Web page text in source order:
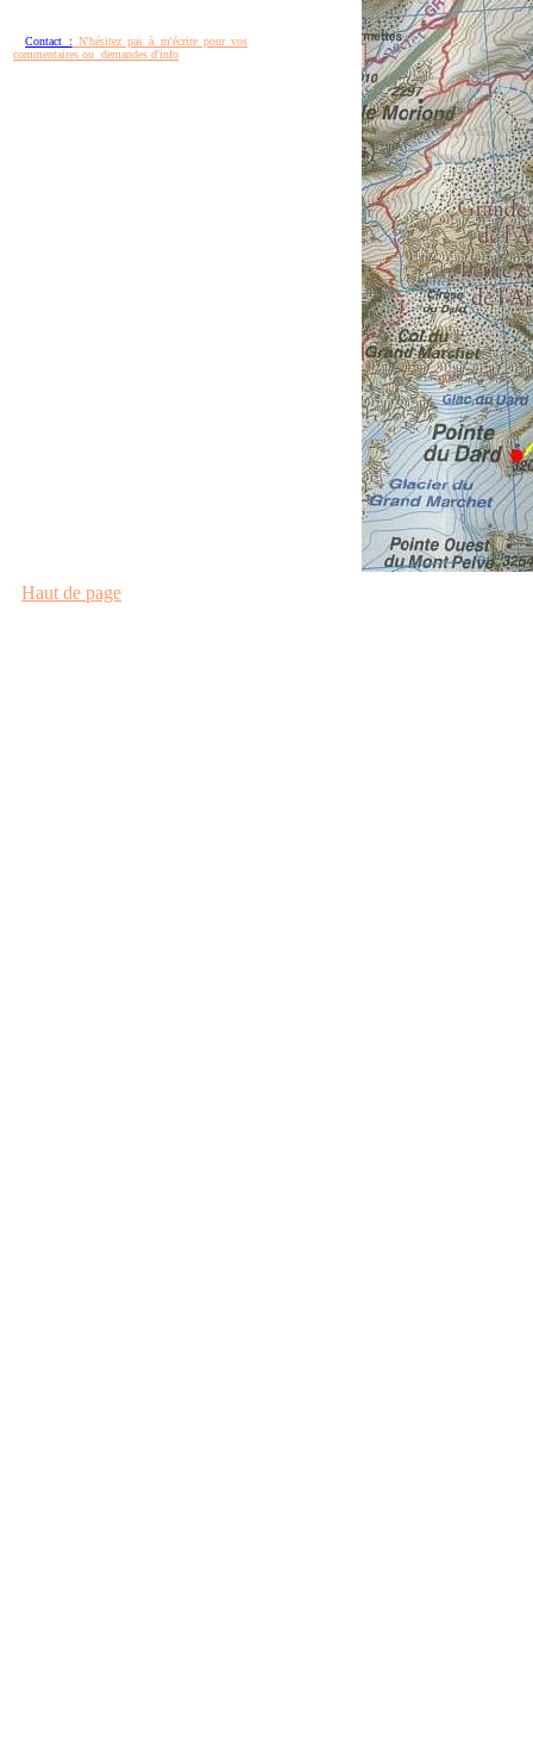
Contact : N'hésitez pas à m'écrire pour vos
commentaires ou demandes d'info
Haut de page